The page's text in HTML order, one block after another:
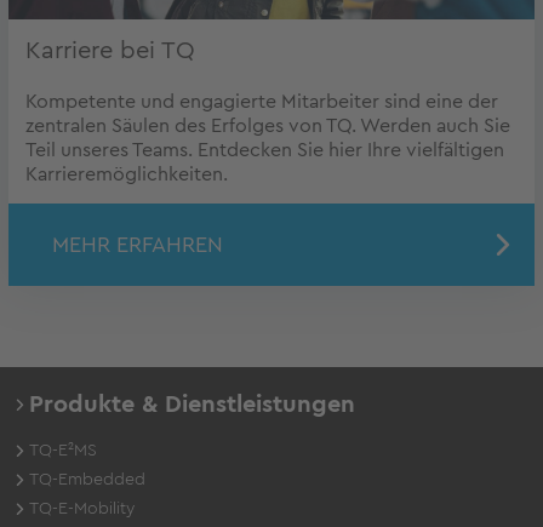
Karriere bei TQ
Kompetente und engagierte Mitarbeiter sind eine der
zentralen Säulen des Erfolges von TQ. Werden auch Sie
Teil unseres Teams. Entdecken Sie hier Ihre vielfältigen
Karrieremöglichkeiten.
MEHR ERFAHREN
Produkte & Dienstleistungen
TQ-E²MS
TQ-Embedded
TQ-E-Mobility